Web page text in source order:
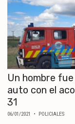
Un hombre
auto con el
31
06/01/2021 • POLICIALES